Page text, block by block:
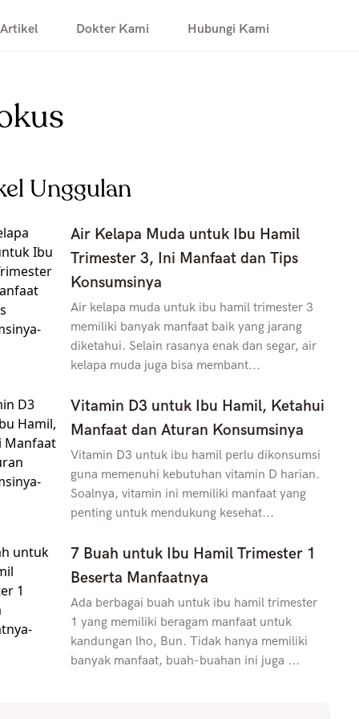
Artikel Dokter Kami Hubungi Kami
Unggulan
Air Kelapa Muda untuk Ibu Hamil
Trimester 3, Ini Manfaat dan Tips
Konsumsinya
Air kelapa muda untuk ibu hamil trimester 3
memiliki banyak manfaat baik yang jarang
diketahui. Selain rasanya enak dan segar, air
kelapa muda juga bisa membant...
Vitamin D3 untuk Ibu Hamil, Ketahui
Manfaat dan Aturan Konsumsinya
Vitamin D3 untuk ibu hamil perlu dikonsumsi
guna memenuhi kebutuhan vitamin D harian.
Soalnya, vitamin ini memiliki manfaat yang
penting untuk mendukung kesehat...
7 Buah untuk Ibu Hamil Trimester 1
Beserta Manfaatnya
Ada berbagai buah untuk ibu hamil trimester
1 yang memiliki beragam manfaat untuk
kandungan lho, Bun. Tidak hanya memiliki
banyak manfaat, buah-buahan ini juga ...